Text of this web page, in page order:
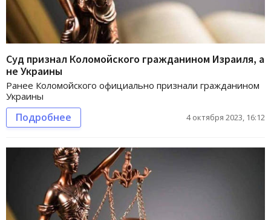
Суд признал Коломойского гражданином Израиля, а
не Украины
Ранее Коломойского официально признали гражданином
Украины
Подробнее 4 октября 2023, 16:12